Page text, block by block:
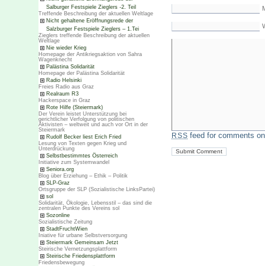
Salburger Festspiele Zieglers -2. Teil
Treffende Beschreibung der aktuellen Weltlage
Nicht gehaltene Eröffnungsrede der
Salzburger Festspiele Zieglers – 1.Tei
Zieglers treffende Beschreibung der aktuellen
Weltlage
Nie wieder Krieg
Homepage der Antikriegsaktion von Sahra
Wagenknecht
Palästina Solidarität
Homepage der Palästina Solidarität
Radio Helsinki
Freies Radio aus Graz
Realraum R3
Hackerspace in Graz
Rote Hilfe (Steiermark)
Der Verein leistet Unterstützung bei
gerichtlicher Verfolgung von politischen
Aktivisten – weltweit und auch vor Ort in der
Steiermark
Rudolf Becker liest Erich Fried
Lesung von Texten gegen Krieg und
Unterdrückung
Selbstbestimmtes Österreich
Initiative zum Systemwandel
Seniora.org
Blog über Erziehung – Ethik – Politik
SLP-Graz
Ortsgruppe der SLP (Sozialistische LinksPartei)
sol
Solidarität, Ökologie, Lebensstil – das sind die
zentralen Punkte des Vereins sol
Sozonline
Sozialistische Zeitung
StadtFruchtWien
Iniative für urbane Selbstversorgung
Steiermark Gemeinsam Jetzt
Steirische Vernetzungsplattform
Steirische Friedensplattform
Friedensbewegung
RSS feed for comments